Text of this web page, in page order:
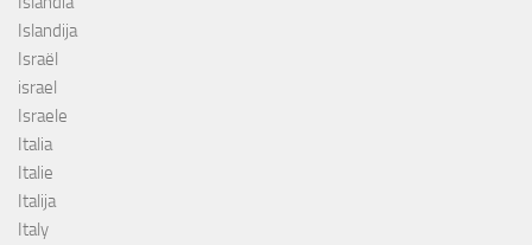
Islandija
Israël
israel
Israele
Italia
Italie
Italija
Italy